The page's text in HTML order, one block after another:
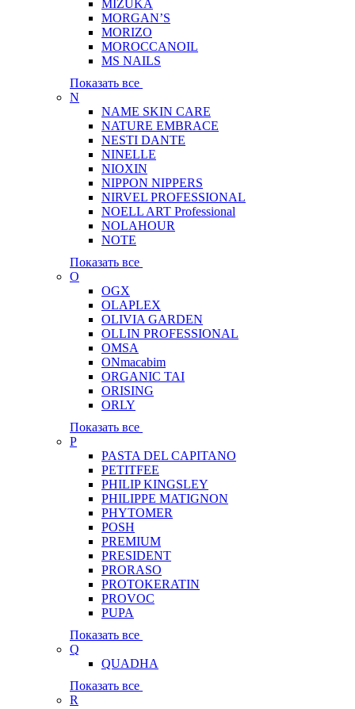
MIZUKA
MORGAN’S
MORIZO
MOROCCANOIL
MS NAILS
Показать все
N
NAME SKIN CARE
NATURE EMBRACE
NESTI DANTE
NINELLE
NIOXIN
NIPPON NIPPERS
NIRVEL PROFESSIONAL
NOELL ART Professional
NOLAHOUR
NOTE
Показать все
O
OGX
OLAPLEX
OLIVIA GARDEN
OLLIN PROFESSIONAL
OMSA
ONmacabim
ORGANIC TAI
ORISING
ORLY
Показать все
P
PASTA DEL CAPITANO
PETITFEE
PHILIP KINGSLEY
PHILIPPE MATIGNON
PHYTOMER
POSH
PREMIUM
PRESIDENT
PRORASO
PROTOKERATIN
PROVOC
PUPA
Показать все
Q
QUADHA
Показать все
R